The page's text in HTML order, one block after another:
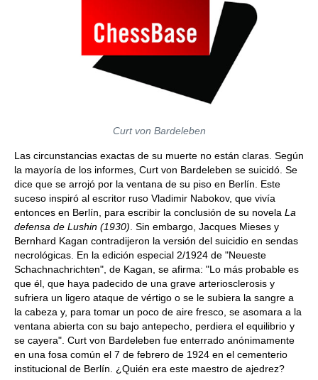
Curt von Bardeleben
Las circunstancias exactas de su muerte no están claras. Según
la mayoría de los informes, Curt von Bardeleben se suicidó. Se
dice que se arrojó por la ventana de su piso en Berlín. Este
suceso inspiró al escritor ruso Vladimir Nabokov, que vivía
entonces en Berlín, para escribir la conclusión de su novela La
defensa de Lushin (1930) . Sin embargo, Jacques Mieses y
Bernhard Kagan contradijeron la versión del suicidio en sendas
necrológicas. En la edición especial 2/1924 de "Neueste
Schachnachrichten", de Kagan, se afirma: "Lo más probable es
que él, que haya padecido de una grave arteriosclerosis y
sufriera un ligero ataque de vértigo o se le subiera la sangre a
la cabeza y, para tomar un poco de aire fresco, se asomara a la
ventana abierta con su bajo antepecho, perdiera el equilibrio y
se cayera". Curt von Bardeleben fue enterrado anónimamente
en una fosa común el 7 de febrero de 1924 en el cementerio
institucional de Berlín. ¿Quién era este maestro de ajedrez?